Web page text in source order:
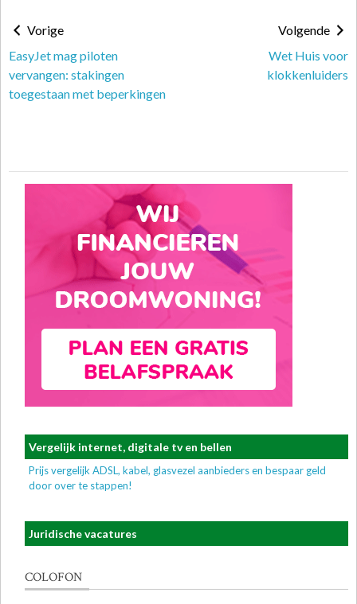
Vorige
EasyJet mag piloten
vervangen: stakingen
toegestaan met beperkingen
Volgende
Wet Huis voor
klokkenluiders
Vergelijk internet, digitale tv en bellen
Prijs vergelijk ADSL, kabel, glasvezel aanbieders en bespaar geld
door over te stappen!
Juridische vacatures
COLOFON